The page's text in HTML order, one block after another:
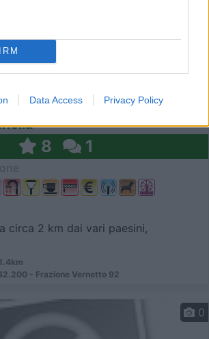
Data Access Privacy Policy
8 1
circa 2 km dai vari paesini,
- Frazione Vernetto 92
0